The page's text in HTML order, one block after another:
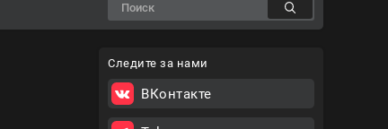
Следите за нами
ВКонтакте